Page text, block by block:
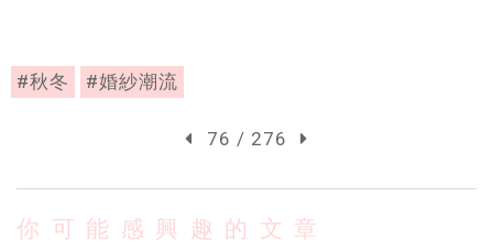
#秋冬 #婚紗潮流
76 / 276
你可能感興趣的文章